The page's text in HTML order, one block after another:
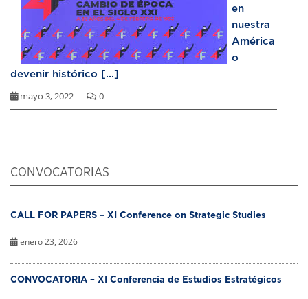
en
nuestra
América
o
devenir histórico [...]
mayo 3, 2022 0
CONVOCATORIAS
CALL FOR PAPERS – XI Conference on Strategic Studies
enero 23, 2026
CONVOCATORIA – XI Conferencia de Estudios Estratégicos